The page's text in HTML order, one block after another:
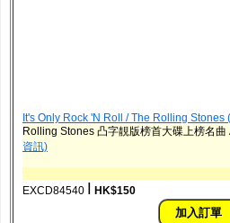
It's Only Rock 'N Roll / The Rolling Stones
Rolling Stones 凸字靚版榜首大碟上榜名曲
資訊)
EXCD84540 HK$150